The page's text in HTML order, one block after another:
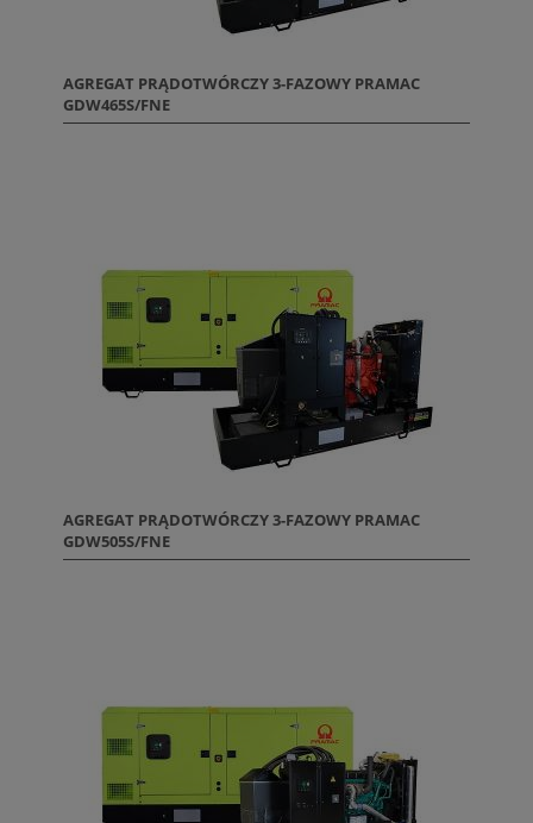
AGREGAT PRĄDOTWÓRCZY 3-FAZOWY PRAMAC
GDW465S/FNE
AGREGAT PRĄDOTWÓRCZY 3-FAZOWY PRAMAC
GDW505S/FNE